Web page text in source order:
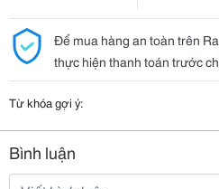
Để mua hàng an toàn trên
thực hiện thanh toán trước
Từ khóa gợi ý:
Bình luận